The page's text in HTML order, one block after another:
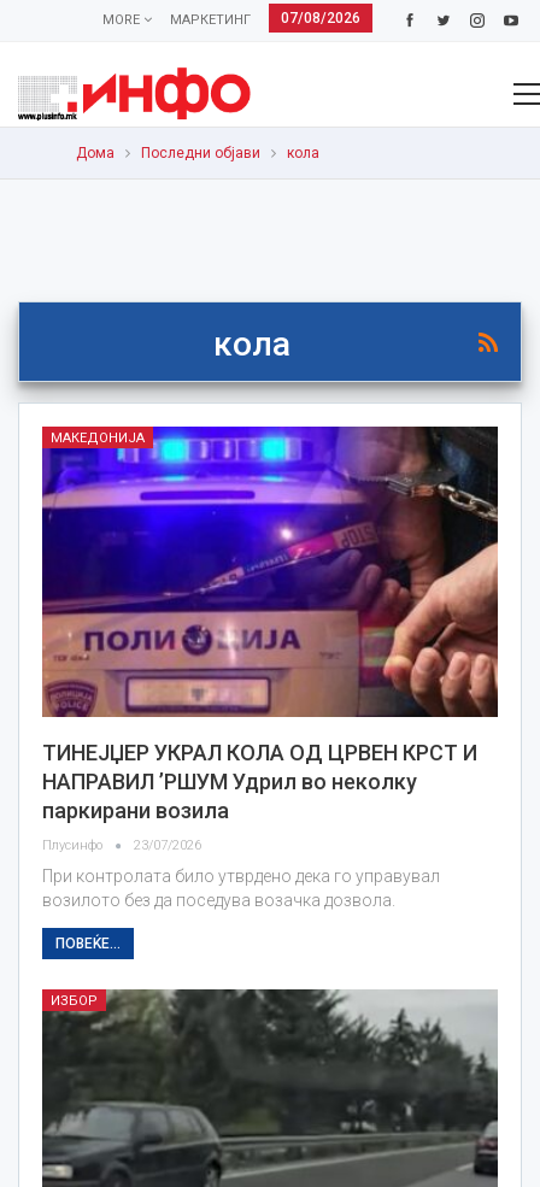
07/08/2026
МАРКЕТИНГ
MORE
Дома Последни објави кола
кола
МАКЕДОНИЈА
ТИНЕЈЏЕР УКРАЛ КОЛА ОД ЦРВЕН КРСТ И
НАПРАВИЛ ’РШУМ Удрил во неколку
паркирани возила
Плусинфо 23/07/2026
При контролата било утврдено дека го управувал
возилото без да поседува возачка дозвола.
ПОВЕЌЕ...
ИЗБОР